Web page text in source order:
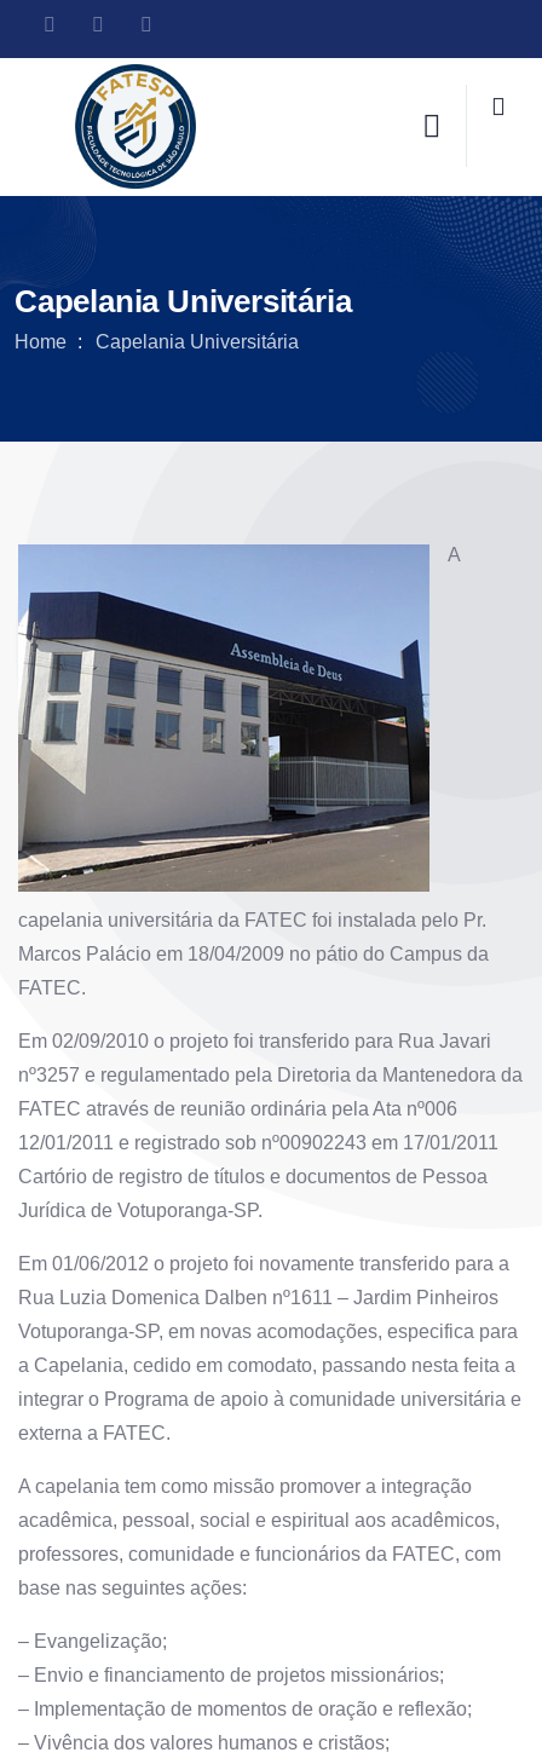
Capelania Universitária
Home Capelania Universitária
A
capelania universitária da FATEC foi instalada pelo Pr.
Marcos Palácio em 18/04/2009 no pátio do Campus da
FATEC.
Em 02/09/2010 o projeto foi transferido para Rua Javari
nº3257 e regulamentado pela Diretoria da Mantenedora da
FATEC através de reunião ordinária pela Ata nº006
12/01/2011 e registrado sob nº00902243 em 17/01/2011
Cartório de registro de títulos e documentos de Pessoa
Jurídica de Votuporanga-SP.
Em 01/06/2012 o projeto foi novamente transferido para a
Rua Luzia Domenica Dalben nº1611 – Jardim Pinheiros
Votuporanga-SP, em novas acomodações, especifica para
a Capelania, cedido em comodato, passando nesta feita a
integrar o Programa de apoio à comunidade universitária e
externa a FATEC.
A capelania tem como missão promover a integração
acadêmica, pessoal, social e espiritual aos acadêmicos,
professores, comunidade e funcionários da FATEC, com
base nas seguintes ações:
– Evangelização;
– Envio e financiamento de projetos missionários;
– Implementação de momentos de oração e reflexão;
– Vivência dos valores humanos e cristãos;